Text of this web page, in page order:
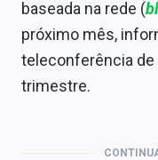
Economia
Empresas
baseada na rede (
próximo mês,
teleconferência
trimestre.